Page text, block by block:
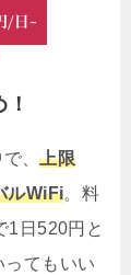
で、上限
ルWiFi。料
1日520円と
てもいい